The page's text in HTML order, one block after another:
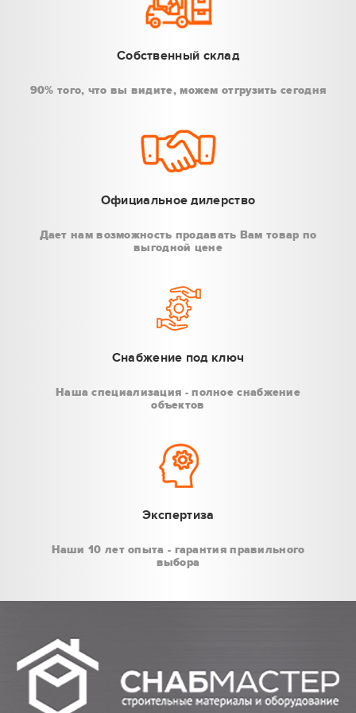
Собственный склад
90% того, что вы видите, можем отгрузить сегодня
Официальное дилерство
Дает нам возможность продавать Вам товар по
выгодной цене
Снабжение под ключ
Наша специализация - полное снабжение
объектов
Экспертиза
Наши 10 лет опыта - гарантия правильного
выбора